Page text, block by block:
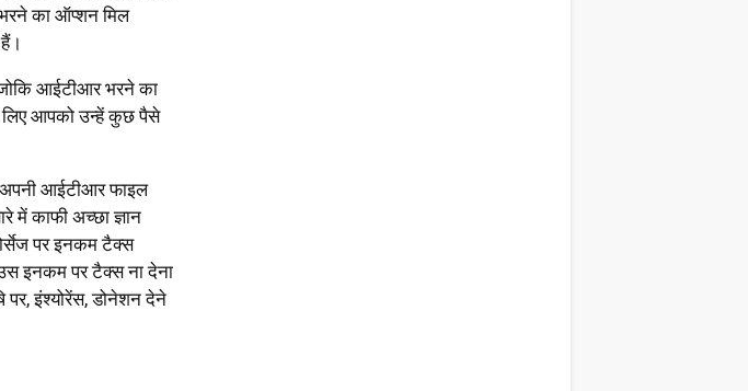
का ऑप्शन मिल
आईटीआर भरने का
आपको उन्हें कुछ पैसे
आईटीआर फाइल
में काफी अच्छा ज्ञान
पर इनकम टैक्स
इनकम पर टैक्स ना देना
इंश्योरेंस, डोनेशन देने